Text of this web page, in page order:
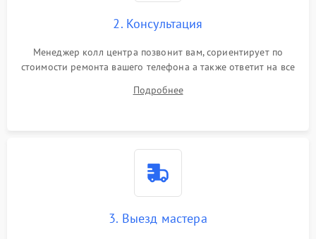
2. Консультация
Менеджер колл центра позвонит вам, сориентирует по
стоимости ремонта вашего телефона а также ответит на все
Подробнее
3. Выезд мастера